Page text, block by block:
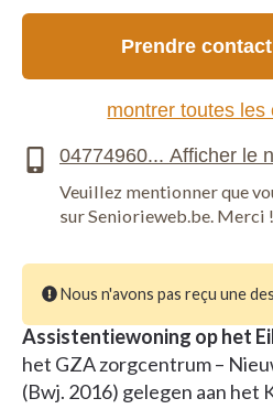
Nous n'avons pas reçu une
Assistentiewoning op het
het GZA zorgcentrum –
(Bwj. 2016) gelegen aan het
Prendre
montrer toutes les
Veuillez mentionner que
sur Seniorieweb.be. Merci !